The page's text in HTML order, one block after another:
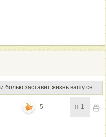
болью заставит жизнь вашу сн...
5 1